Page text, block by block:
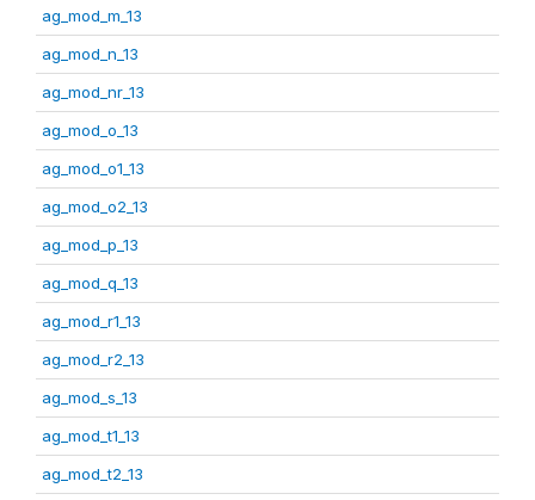
ag_mod_m_13
ag_mod_n_13
ag_mod_nr_13
ag_mod_o_13
ag_mod_o1_13
ag_mod_o2_13
ag_mod_p_13
ag_mod_q_13
ag_mod_r1_13
ag_mod_r2_13
ag_mod_s_13
ag_mod_t1_13
ag_mod_t2_13